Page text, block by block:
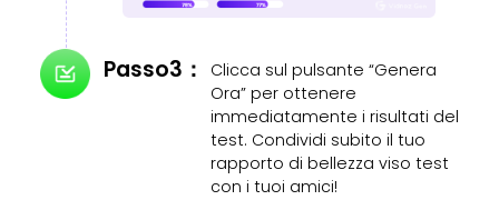
Passo3：
Clicca sul pulsante “Genera
Ora” per ottenere
immediatamente i risultati del
test. Condividi subito il tuo
rapporto di bellezza viso test
con i tuoi amici!